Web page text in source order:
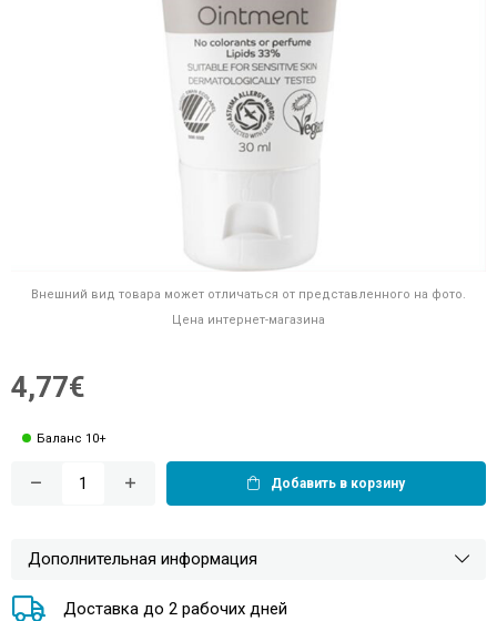
Внешний вид товара может отличаться от представленного на фото.
Цена интернет-магазина
4,77€
Баланс 10+
Добавить в корзину
Дополнительная информация
Доставка до 2 рабочих дней